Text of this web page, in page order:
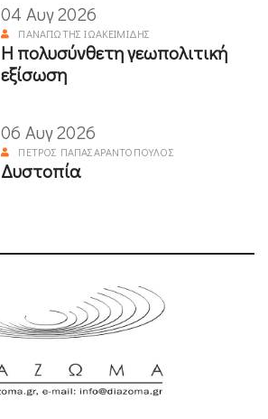
04 Αυγ 2026
ΠΑΝΑΓΙΏΤΗΣ ΙΩΑΚΕΙΜΊΔΗΣ
Η πολυσύνθετη γεωπολιτική
εξίσωση
06 Αυγ 2026
ΠΈΤΡΟΣ ΠΑΠΑΣΑΡΑΝΤΌΠΟΥΛΟΣ
Δυστοπία